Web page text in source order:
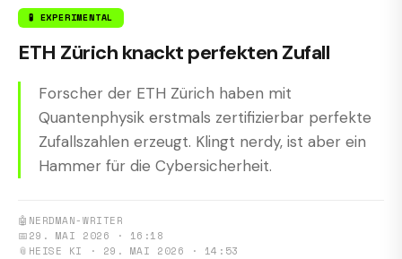
🧪 EXPERIMENTAL
ETH Zürich knackt perfekten Zufall
Forscher der ETH Zürich haben mit
Quantenphysik erstmals zertifizierbar perfekte
Zufallszahlen erzeugt. Klingt nerdy, ist aber ein
Hammer für die Cybersicherheit.
🤖 NERDMAN-WRITER
📅29. MAI 2026 · 16:18
📎 HEISE KI · 29. MAI 2026 · 14:53